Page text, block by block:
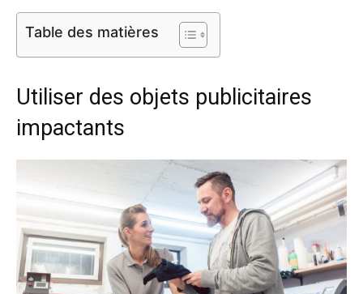
Table des matières
Utiliser des objets publicitaires
impactants